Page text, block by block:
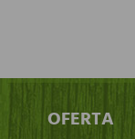
OFERTA